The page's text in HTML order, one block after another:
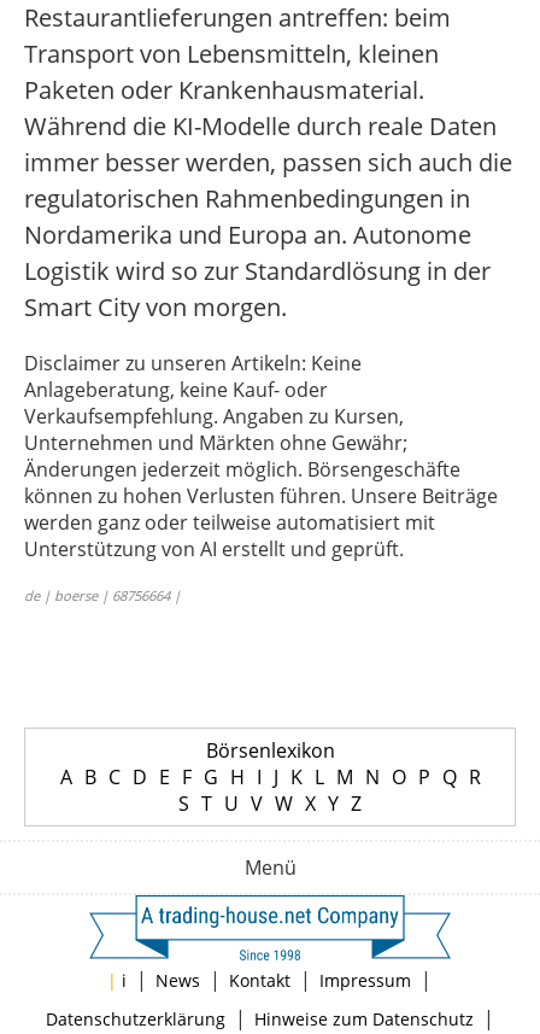
Restaurantlieferungen antreffen: beim
Transport von Lebensmitteln, kleinen
Paketen oder Krankenhausmaterial.
Während die KI-Modelle durch reale Daten
immer besser werden, passen sich auch die
regulatorischen Rahmenbedingungen in
Nordamerika und Europa an. Autonome
Logistik wird so zur Standardlösung in der
Smart City von morgen.
Disclaimer zu unseren Artikeln: Keine
Anlageberatung, keine Kauf- oder
Verkaufsempfehlung. Angaben zu Kursen,
Unternehmen und Märkten ohne Gewähr;
Änderungen jederzeit möglich. Börsengeschäfte
können zu hohen Verlusten führen. Unsere Beiträge
werden ganz oder teilweise automatisiert mit
Unterstützung von AI erstellt und geprüft.
de | boerse | 68756664 |
Börsenlexikon
A B C D E F G H I J K L M N O P Q R
S T U V W X Y Z
Menü
| i | News | Kontakt | Impressum |
Datenschutzerklärung| Hinweise zum Datenschutz |